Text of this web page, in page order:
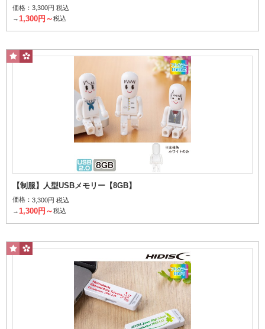
32GB
指定なし
～
その他条件で探す
価格： 3,300円 税込
→1,300円～税込
【制服】人型USBメモリー【8GB】
価格： 3,300円 税込
→ 1,300円～税込